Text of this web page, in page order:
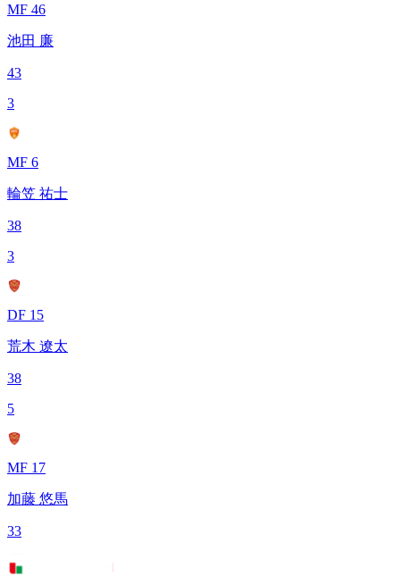
MF 46
池田 廉
43
3
MF 6
輪笠 祐士
38
3
DF 15
荒木 遼太
38
5
MF 17
加藤 悠馬
33